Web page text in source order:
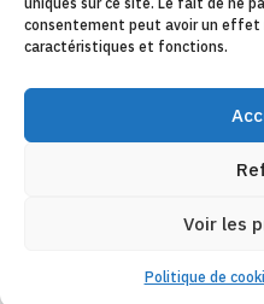
consentement peut avoir un
caractéristiques et fonctions.
Voir les
Politique de